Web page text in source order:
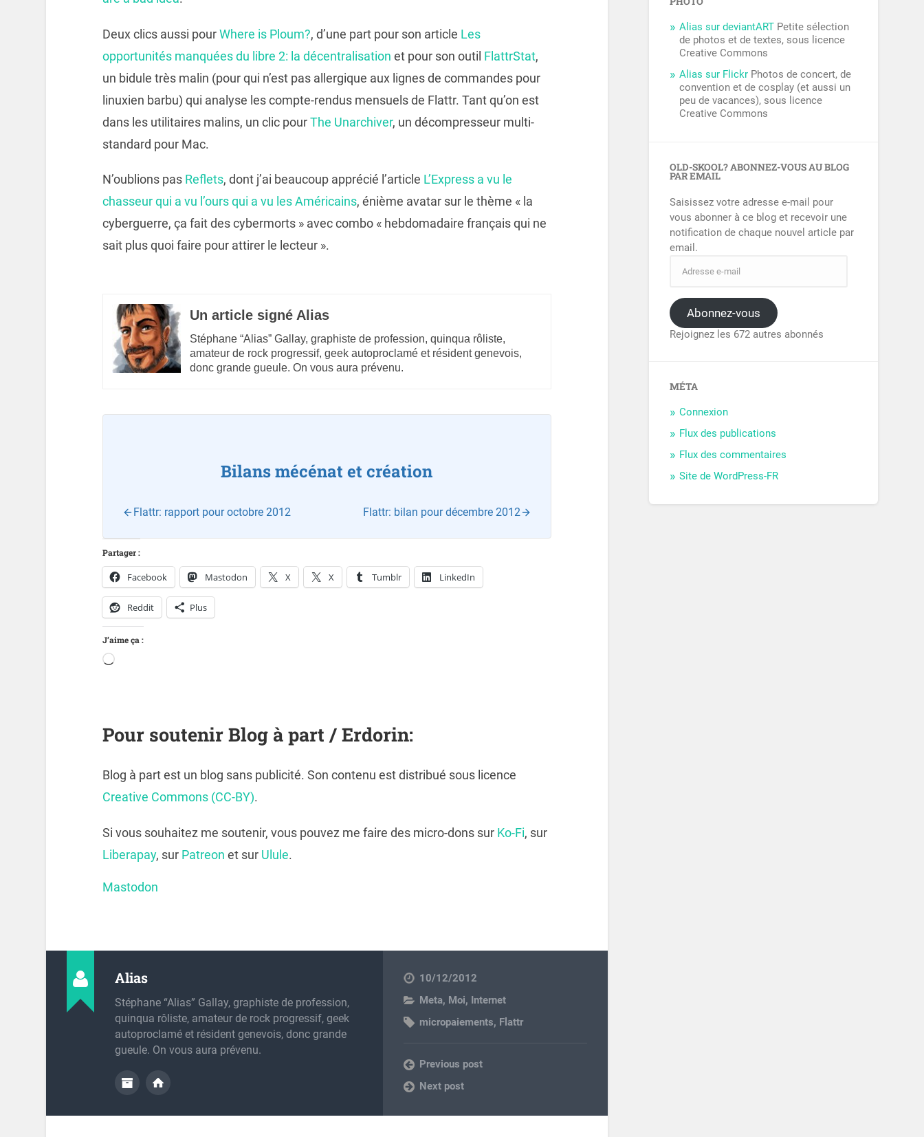
Deux clics aussi pourWhere is Ploum?, d’une part pour son article Les
opportunités manquées du libre 2: la décentralisation et pour son outil FlattrStat,
un bidule très malin (pour qui n’est pas allergique aux lignes de commandes pour
linuxien barbu) qui analyse les compte-rendus mensuels de Flattr. Tant qu’on est
dans les utilitaires malins, un clic pourThe Unarchiver, un décompresseur multi-
standard pour Mac.
N’oublions pas Reflets, dont j’ai beaucoup apprécié l’article L’Express a vu le
chasseur qui a vu l’ours qui a vu les Américains, énième avatar sur le thème « la
cyberguerre, ça fait des cybermorts » avec combo « hebdomadaire français qui ne
sait plus quoi faire pour attirer le lecteur ».
Un article signé Alias
Stéphane “Alias” Gallay, graphiste de profession, quinqua rôliste,
amateur de rock progressif, geek autoproclamé et résident genevois,
donc grande gueule. On vous aura prévenu.
Bilans mécénat et création
Flattr: rapport pour octobre 2012 Flattr: bilan pour décembre 2012
Partager :
Facebook Mastodon X X Tumblr LinkedIn
Reddit Plus
J’aime ça :
Pour soutenir Blog à part / Erdorin:
Blog à part est un blog sans publicité. Son contenu est distribué sous licence
Creative Commons (CC-BY).
Si vous souhaitez me soutenir, vous pouvez me faire des micro-dons sur Ko-Fi, sur
Liberapay, sur Patreon et sur Ulule.
Mastodon
Alias
Stéphane “Alias” Gallay, graphiste de profession,
quinqua rôliste, amateur de rock progressif, geek
autoproclamé et résident genevois, donc grande
gueule. On vous aura prévenu.
10/12/2012
Meta, Moi, Internet
micropaiements, Flattr
Previous post
Next post
Alias sur deviantART Petite sélection
de photos et de textes, sous licence
Creative Commons
Alias sur Flickr Photos de concert, de
convention et de cosplay (et aussi un
peu de vacances), sous licence
Creative Commons
OLD-SKOOL? ABONNEZ-VOUS AU BLOG
PAR EMAIL
Saisissez votre adresse e-mail pour
vous abonner à ce blog et recevoir une
notification de chaque nouvel article par
email.
Abonnez-vous
Rejoignez les 672 autres abonnés
MÉTA
Connexion
Flux des publications
Flux des commentaires
Site de WordPress-FR